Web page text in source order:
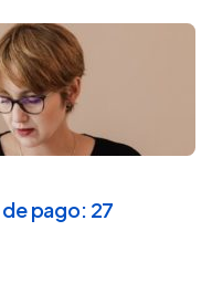
pago: 27